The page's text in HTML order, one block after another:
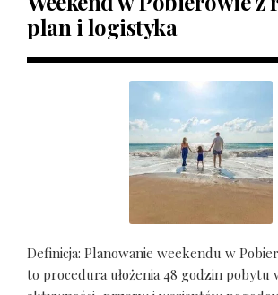
plan i logistyka
Definicja: Planowanie weekendu w
to procedura ułożenia 48 godzin pobytu